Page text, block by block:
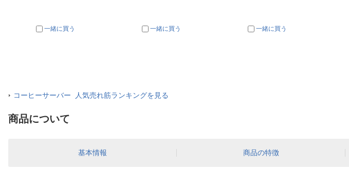
一緒に買う 一緒に買う 一緒に買う
コーヒーサーバー 人気売れ筋ランキングを見る
商品について
基本情報 商品の特徴